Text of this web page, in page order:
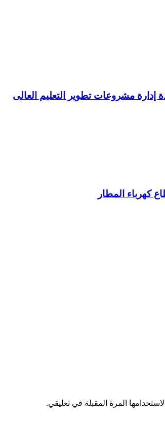
إدارة مشروعات تطوير التعليم العالى
المرة المقبلة في تعليقي.